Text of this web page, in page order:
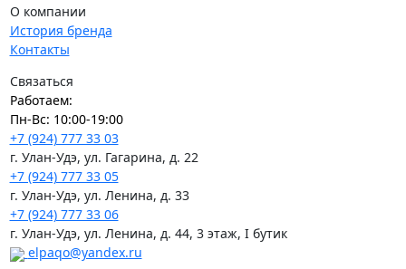
О компании
История бренда
Контакты
Связаться
Работаем:
Пн-Вс: 10:00-19:00
+7 (924) 777 33 03
г. Улан-Удэ, ул. Гагарина, д. 22
+7 (924) 777 33 05
г. Улан-Удэ, ул. Ленина, д. 33
+7 (924) 777 33 06
г. Улан-Удэ, ул. Ленина, д. 44, 3 этаж, I бутик
elpaqo@yandex.ru